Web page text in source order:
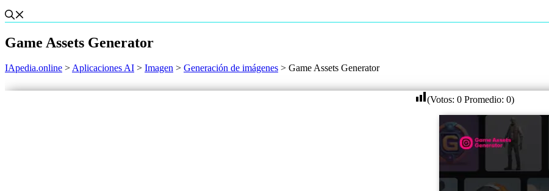
Game Assets Generator
IApedia.online >Aplicaciones AI > Imagen > Generación de imágenes > Game Assets Generator
(Votos: 0 Promedio: 0)